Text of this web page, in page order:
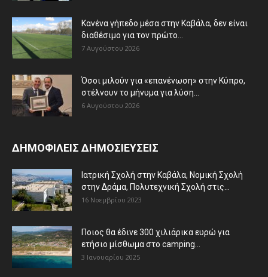
Κανένα γήπεδο μέσα στην Καβάλα, δεν είναι
διαθέσιμο για τον πρώτο...
7 Αυγούστου 2026
Όσοι μιλούν για «επανένωση» στην Κύπρο,
στέλνουν το μήνυμα για λύση...
6 Αυγούστου 2026
ΔΗΜΟΦΙΛΕΙΣ ΔΗΜΟΣΙΕΥΣΕΙΣ
Ιατρική Σχολή στην Καβάλα, Νομική Σχολή
στην Δράμα, Πολυτεχνική Σχολή στις...
16 Νοεμβρίου 2023
Ποιος θα έδινε 300 χιλιάρικα ευρώ για
ετήσιο μίσθωμα στο camping...
3 Ιανουαρίου 2025